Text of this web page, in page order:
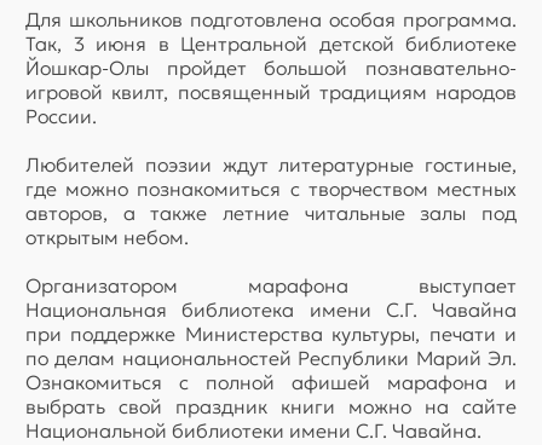
Для школьников подготовлена особая программа.
Так, 3 июня в Центральной детской библиотеке
Йошкар-Олы пройдет большой познавательно-
игровой квилт, посвященный традициям народов
России.
Любителей поэзии ждут литературные гостиные,
где можно познакомиться с творчеством местных
авторов, а также летние читальные залы под
открытым небом.
Организатором марафона выступает
Национальная библиотека имени С.Г. Чавайна
при поддержке Министерства культуры, печати и
по делам национальностей Республики Марий Эл.
Ознакомиться с полной афишей марафона и
выбрать свой праздник книги можно на сайте
Национальной библиотеки имени С.Г. Чавайна.